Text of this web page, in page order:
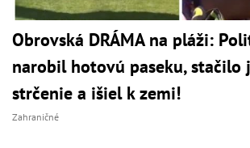
Obrovská DRÁMA na pláži:
narobil hotovú paseku, stačilo
strčenie a išiel k zemi!
Zahraničné